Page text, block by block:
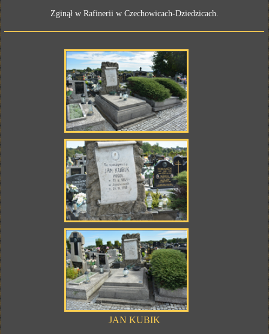
Zginął w Rafinerii w Czechowicach-Dziedzicach.
JAN KUBIK